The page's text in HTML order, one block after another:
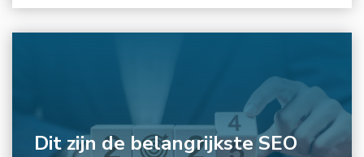
Dit zijn de belangrijkste SEO